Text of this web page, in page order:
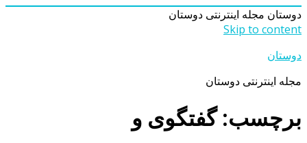
دوستان مجله اینترنتی دوستان
Skip to content
دوستان
مجله اینترنتی دوستان
برچسب: گفتگوی و